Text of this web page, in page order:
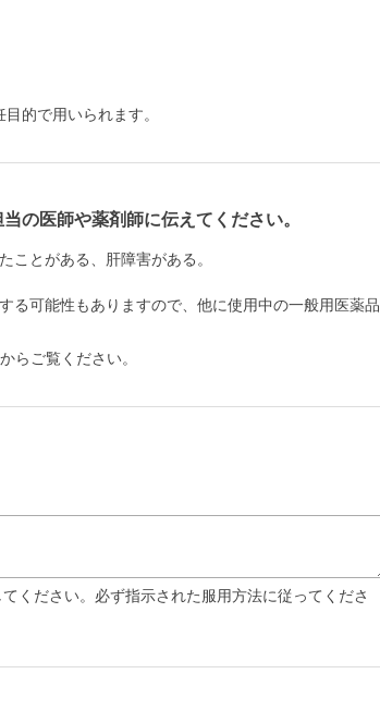
的で用いられます。
の医師や薬剤師に伝えてください。
ことがある、肝障害がある。
る可能性もありますので、他に使用中の一般用医薬品
からご覧ください。
ください。必ず指示された服用方法に従ってくださ